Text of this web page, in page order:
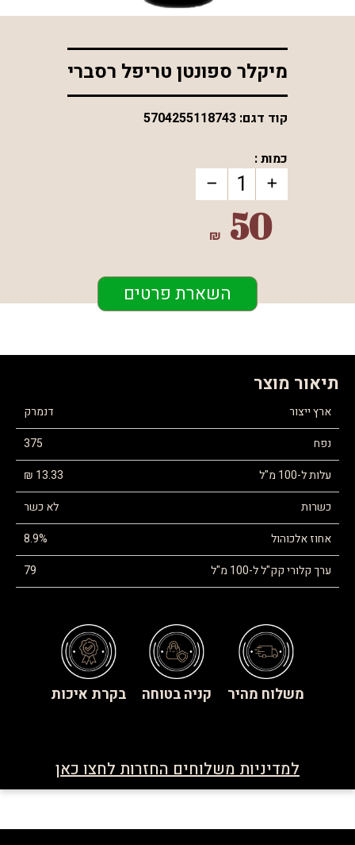
מיקלר ספונטן טריפל רסברי
קוד דגם: 5704255118743
כמות :
50
₪
השארת פרטים
תיאור מוצר
ארץ ייצור
דנמרק
נפח
375
עלות ל-100 מ"ל
13.33 ₪
כשרות
לא כשר
אחוז אלכוהול
8.9%
ערך קלורי קק"ל ל-100 מ"ל
79
משלוח מהיר קניה בטוחה בקרת איכות
למדיניות משלוחים החזרות לחצו כאן